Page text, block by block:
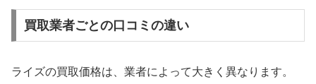
買取業者ごとの口コミの違い
ライズの買取価格は、業者によって大きく異なります。